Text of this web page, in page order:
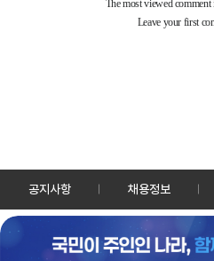
공지사항 채용정보
30128 세종특별자치시 정부2청
TEL: 044-